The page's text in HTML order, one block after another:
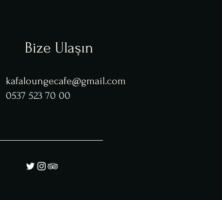
Bize Ulaşın
kafaloungecafe@gmail.com
0537 523 70 00